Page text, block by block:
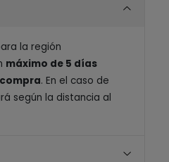
la región
máximo de 5 días
. En el caso de
según la distancia al